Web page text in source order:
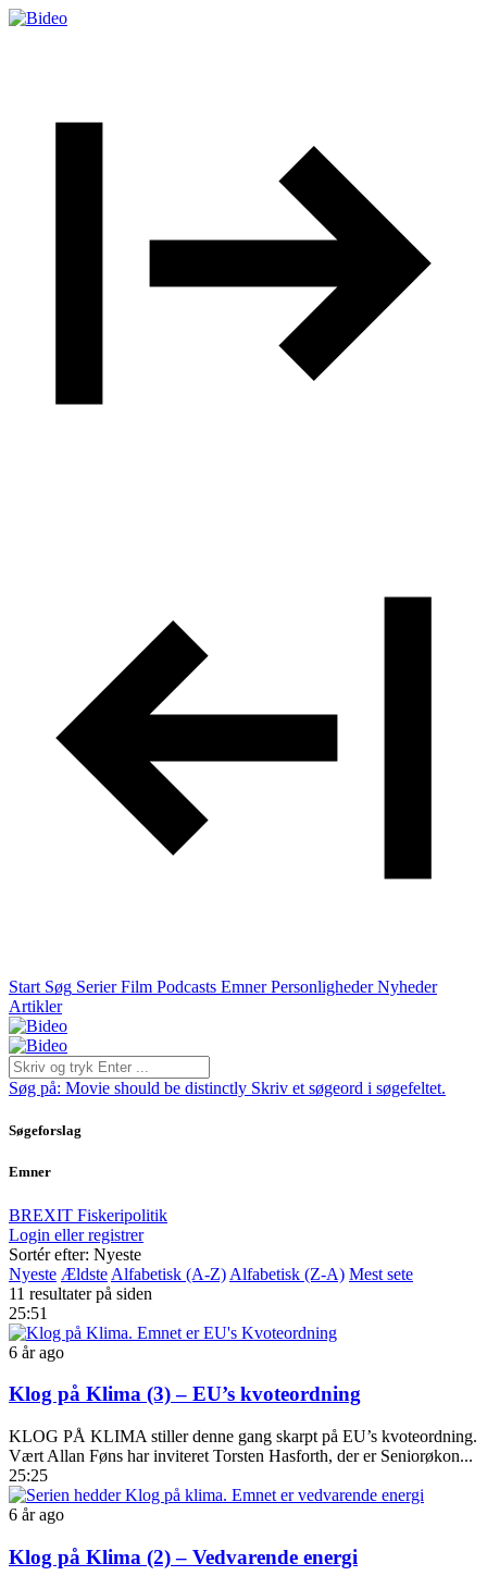
Start Søg Serier Film Podcasts Emner Personligheder Nyheder
Artikler
Søg på: Movie should be distinctly Skriv et søgeord i søgefeltet.
Søgeforslag
Emner
BREXIT Fiskeripolitik
Login eller registrer
Sortér efter: Nyeste
Nyeste Ældste Alfabetisk (A-Z) Alfabetisk (Z-A) Mest sete
11 resultater på siden
25:51
6 år ago
Klog på Klima (3) – EU’s kvoteordning
KLOG PÅ KLIMA stiller denne gang skarpt på EU’s kvoteordning.
Vært Allan Føns har inviteret Torsten Hasforth, der er Seniorøkon...
25:25
6 år ago
Klog på Klima (2) – Vedvarende energi